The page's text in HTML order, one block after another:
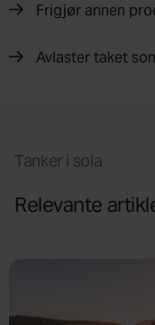
Frigjør annen
Avlaster taket
Tanker i sola
Relevante